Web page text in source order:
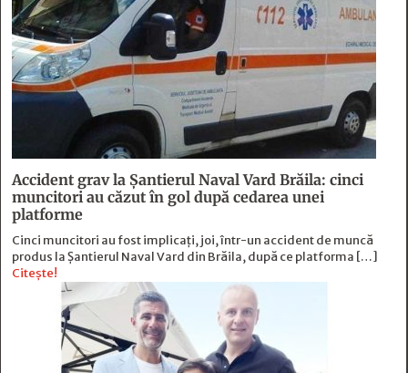
Accident grav la Șantierul Naval Vard Brăila: cinci
muncitori au căzut în gol după cedarea unei
platforme
Cinci muncitori au fost implicați, joi, într-un accident de muncă
produs la Șantierul Naval Vard din Brăila, după ce platforma […]
Citește!